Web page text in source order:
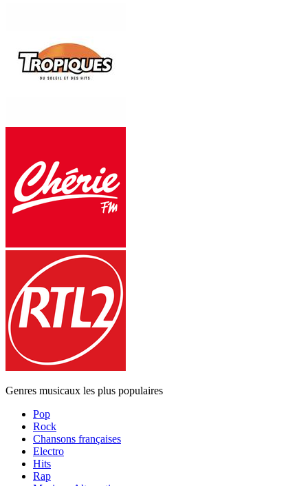
Genres musicaux les plus populaires
Pop
Rock
Chansons françaises
Electro
Hits
Rap